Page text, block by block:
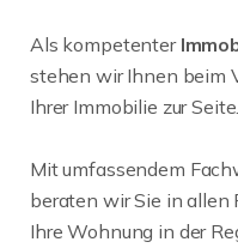
Als kompetenter
stehen wir Ihnen beim
Ihrer Immobilie zur Seite.
Mit umfassendem
beraten wir Sie in allen
Ihre Wohnung in der